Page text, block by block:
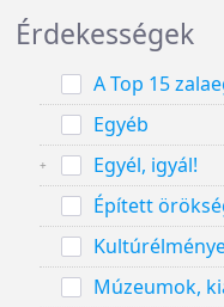
Érdekességek
A Top 15
Egyéb
Egyél, igyál!
Épített
Múzeumok,